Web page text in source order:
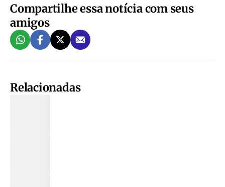
Compartilhe essa notícia com seus
amigos
Relacionadas